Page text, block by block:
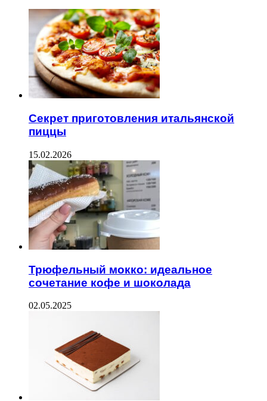
Секрет приготовления итальянской
пиццы
15.02.2026
Трюфельный мокко: идеальное
сочетание кофе и шоколада
02.05.2025